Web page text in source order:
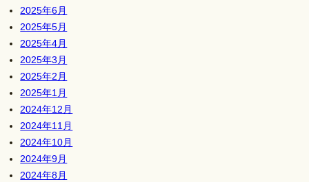
2025年6月
2025年5月
2025年4月
2025年3月
2025年2月
2025年1月
2024年12月
2024年11月
2024年10月
2024年9月
2024年8月